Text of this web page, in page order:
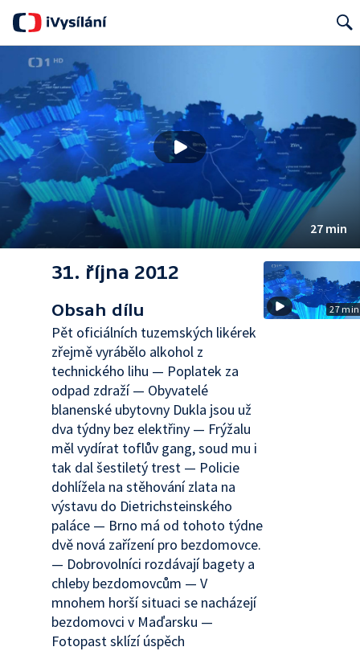
27 min
31. října 2012
Obsah dílu
Pět oficiálních tuzemských likérek
zřejmě vyrábělo alkohol z
technického lihu — Poplatek za
odpad zdraží — Obyvatelé
blanenské ubytovny Dukla jsou už
dva týdny bez elektřiny — Frýžalu
měl vydírat toflův gang, soud mu i
tak dal šestiletý trest — Policie
dohlížela na stěhování zlata na
výstavu do Dietrichsteinského
paláce — Brno má od tohoto týdne
dvě nová zařízení pro bezdomovce.
— Dobrovolníci rozdávají bagety a
chleby bezdomovcům — V
mnohem horší situaci se nacházejí
bezdomovci v Maďarsku —
Fotopast sklízí úspěch
27 min